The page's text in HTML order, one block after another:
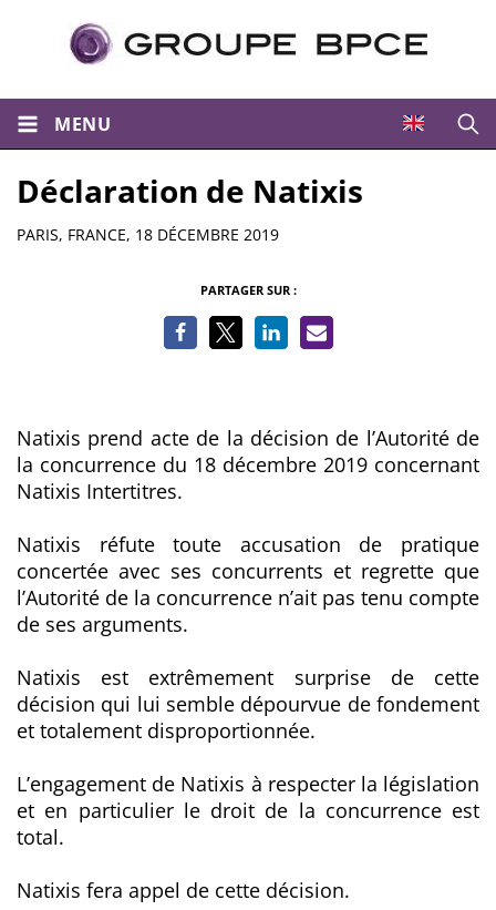
MENU
Déclaration de Natixis
Résumé
PARIS, FRANCE, 18 DÉCEMBRE 2019
PARTAGER SUR :
Natixis prend acte de la décision de l’Autorité de
la concurrence du 18 décembre 2019 concernant
Natixis Intertitres.
Natixis réfute toute accusation de pratique
concertée avec ses concurrents et regrette que
l’Autorité de la concurrence n’ait pas tenu compte
de ses arguments.
Natixis est extrêmement surprise de cette
décision qui lui semble dépourvue de fondement
et totalement disproportionnée.
L’engagement de Natixis à respecter la législation
et en particulier le droit de la concurrence est
total.
Natixis fera appel de cette décision.